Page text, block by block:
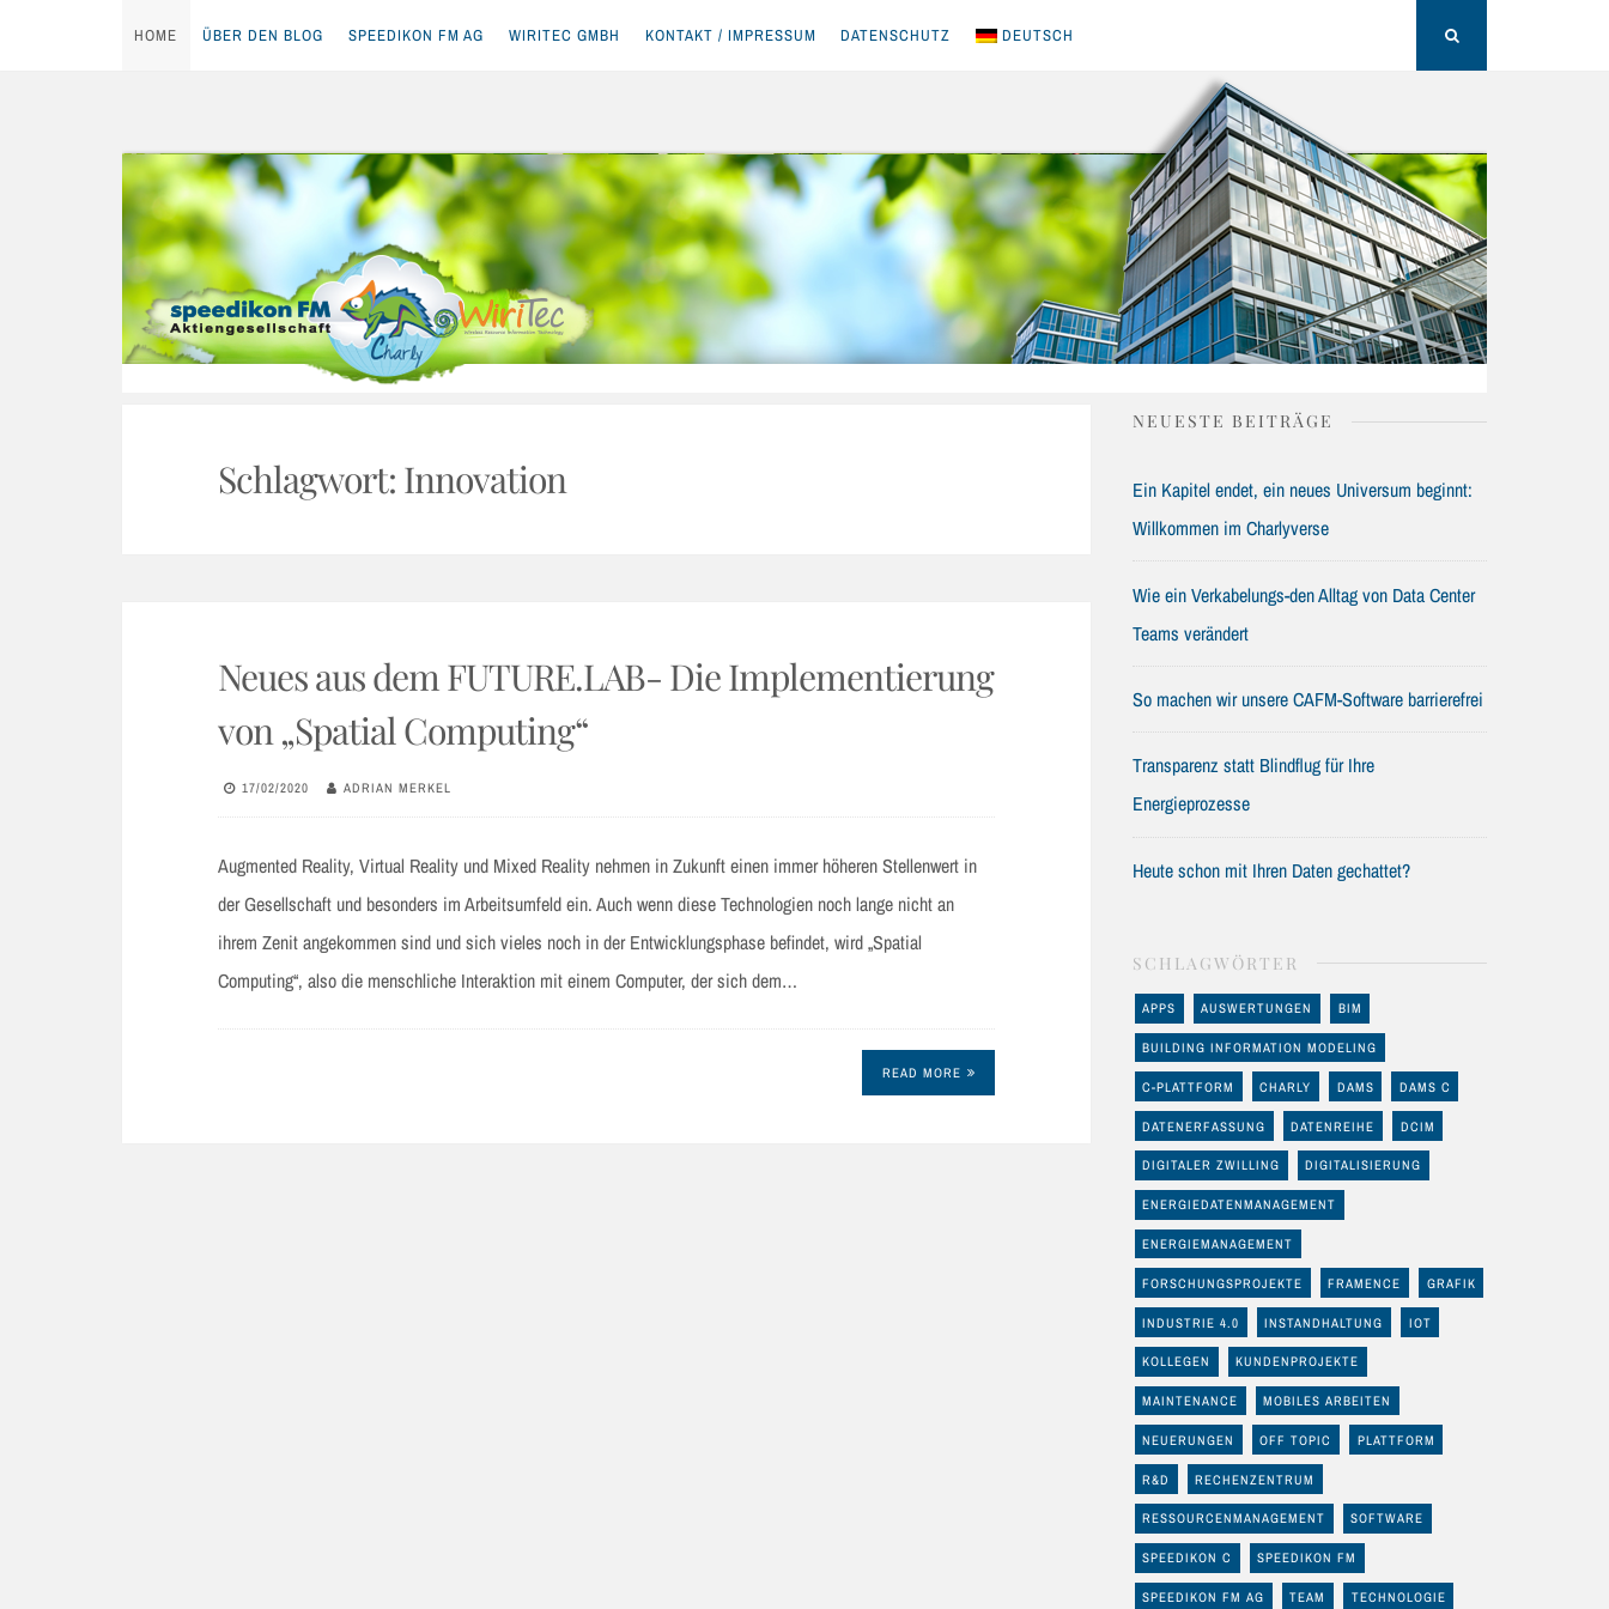
content
HOME ÜBER DEN BLOG SPEEDIKON FM AG WIRITEC GMBH KONTAKT / IMPRESSUM DATENSCHUTZ DEUTSCH
Schlagwort: Innovation
Neues aus dem FUTURE.LAB- Die Implementierung
von „Spatial Computing“
17/02/2020 ADRIAN MERKEL
Augmented Reality, Virtual Reality und Mixed Reality nehmen in Zukunft einen immer höheren Stellenwert in
der Gesellschaft und besonders im Arbeitsumfeld ein. Auch wenn diese Technologien noch lange nicht an
ihrem Zenit angekommen sind und sich vieles noch in der Entwicklungsphase befindet, wird „Spatial
Computing“, also die menschliche Interaktion mit einem Computer, der sich dem…
READ MORE
NEUESTE BEITRÄGE
Ein Kapitel endet, ein neues Universum beginnt:
Willkommen im Charlyverse
Wie ein Verkabelungs-den Alltag von Data Center
Teams verändert
So machen wir unsere CAFM-Software barrierefrei
Transparenz statt Blindflug für Ihre
Energieprozesse
Heute schon mit Ihren Daten gechattet?
SCHLAGWÖRTER
APPS AUSWERTUNGEN BIM
BUILDING INFORMATION MODELING
C-PLATTFORM CHARLY DAMS DAMS C
DATENERFASSUNG DATENREIHE DCIM
DIGITALER ZWILLING DIGITALISIERUNG
ENERGIEDATENMANAGEMENT
ENERGIEMANAGEMENT
FORSCHUNGSPROJEKTE FRAMENCE GRAFIK
INDUSTRIE 4.0 INSTANDHALTUNG IOT
KOLLEGEN KUNDENPROJEKTE
MAINTENANCE MOBILES ARBEITEN
NEUERUNGEN OFF TOPIC PLATTFORM
R&D RECHENZENTRUM
RESSOURCENMANAGEMENT SOFTWARE
SPEEDIKON C SPEEDIKON FM
SPEEDIKON FM AG TEAM TECHNOLOGIE